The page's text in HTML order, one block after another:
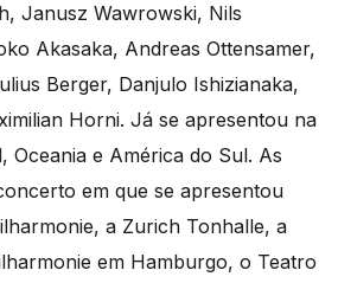
Janusz Wawrowski, Nils
Akasaka, Andreas Ottensamer,
Berger, Danjulo Ishizianaka,
Horni. Já se apresentou na
Oceania e América do Sul. As
em que se apresentou
a Zurich Tonhalle, a
em Hamburgo, o Teatro